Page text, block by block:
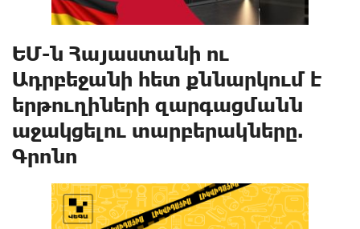
ԵՄ-ն Հայաստանի ու
Ադրբեջանի հետ քննարկում է
երթուղիների զարգացմանն
աջակցելու տարբերակները.
Գրոնո